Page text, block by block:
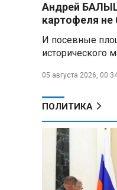
самых
городов у
военных
Россияне
скупают
работу
Андрей
картофеля не
И посевные
исторического
05 августа 2026,
ПОЛИТИКА